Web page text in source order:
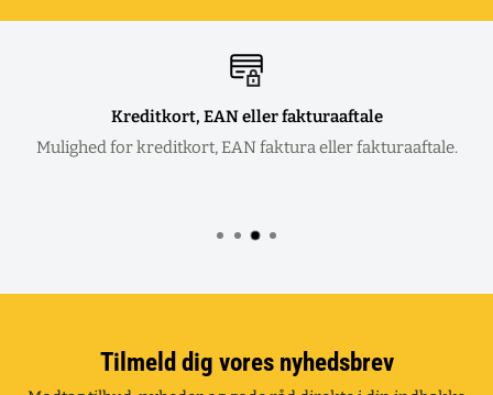
Kreditkort, EAN eller fakturaaftale
Mulighed for kreditkort, EAN faktura eller fakturaaftale.
Tilmeld dig vores nyhedsbrev